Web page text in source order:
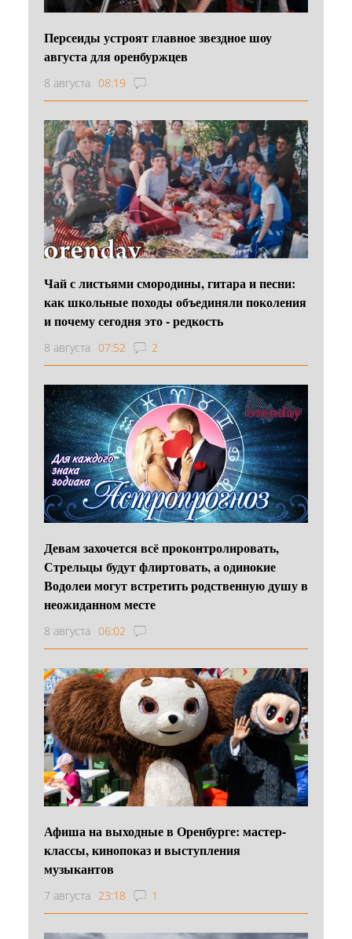
Персеиды устроят главное звездное шоу
августа для оренбуржцев
8 августа 08:19
Чай с листьями смородины, гитара и песни:
как школьные походы объединяли поколения
и почему сегодня это - редкость
8 августа 07:52 2
Девам захочется всё проконтролировать,
Стрельцы будут флиртовать, а одинокие
Водолеи могут встретить родственную душу в
неожиданном месте
8 августа 06:02
Афиша на выходные в Оренбурге: мастер-
классы, кинопоказ и выступления
музыкантов
7 августа 23:18 1